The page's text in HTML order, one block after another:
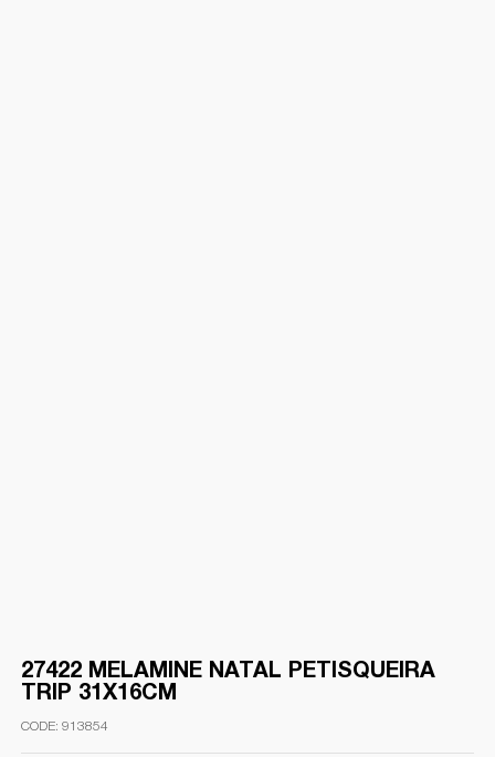
27422 MELAMINE NATAL PETISQUEIRA
TRIP 31X16CM
913854